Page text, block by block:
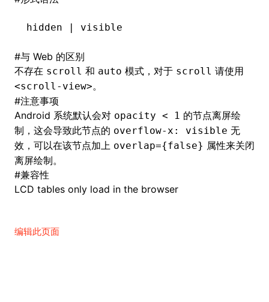
hidden | visible
#与 Web 的区别
不存在 scroll 和 auto 模式，对于 scroll 请使用
<scroll-view>。
#注意事项
Android 系统默认会对 opacity < 1 的节点离屏绘
制，这会导致此节点的 overflow-x: visible 无
效，可以在该节点加上 overlap={false} 属性来关闭
离屏绘制。
#兼容性
LCD tables only load in the browser
编辑此页面